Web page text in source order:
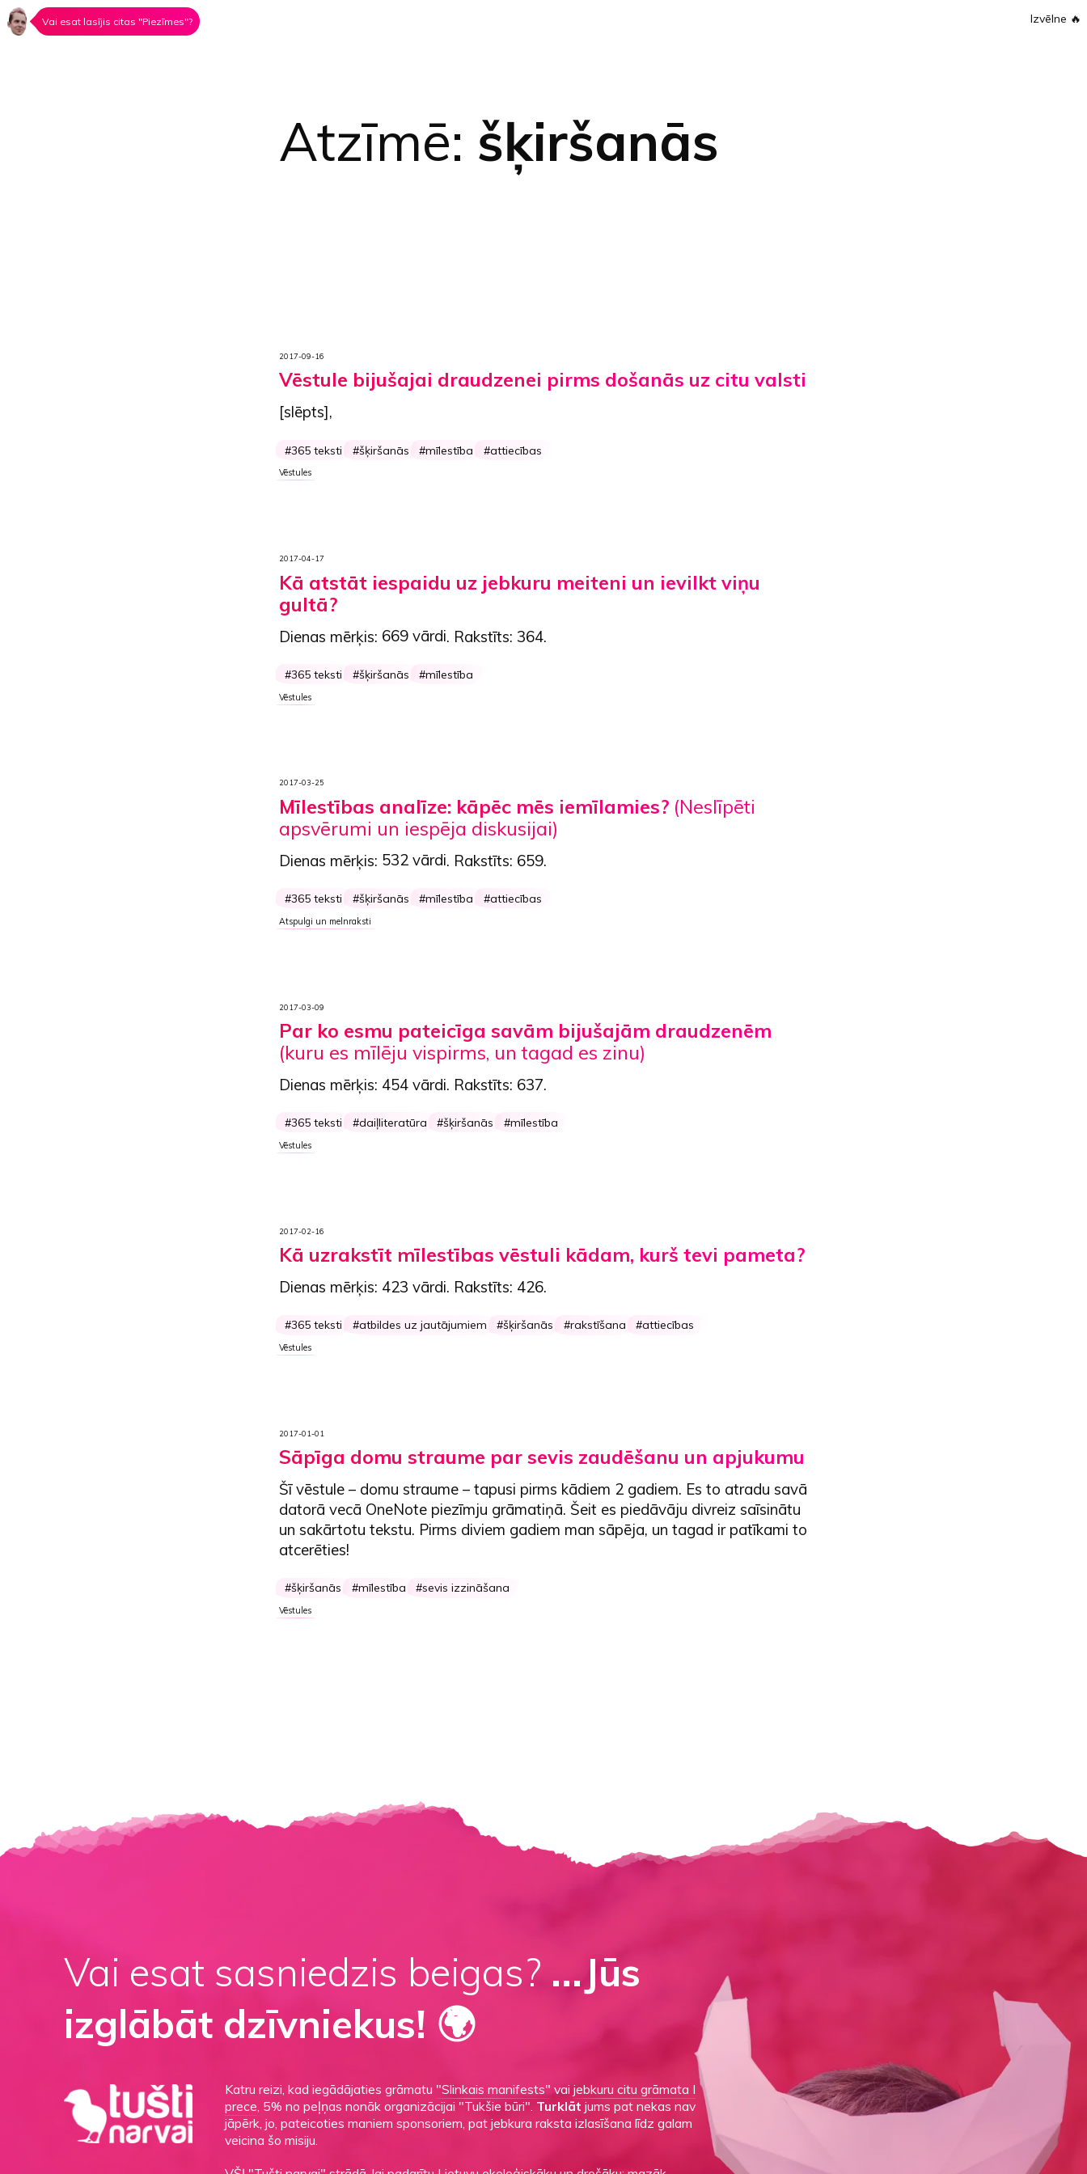
Vai esat lasījis citas "Piezīmes"? Izvēlne 🔥
Atzīmē: šķiršanās
2017-09-16
Vēstule bijušajai draudzenei pirms došanās uz citu valsti
[slēpts],
365 teksti šķiršanās mīlestība attiecības
Vēstules
2017-04-17
Kā atstāt iespaidu uz jebkuru meiteni un ievilkt viņu
gultā?
Dienas mērķis: 669 vārdi. Rakstīts: 364.
365 teksti šķiršanās mīlestība
Vēstules
2017-03-25
Mīlestības analīze: kāpēc mēs iemīlamies? (Neslīpēti
apsvērumi un iespēja diskusijai)
Dienas mērķis: 532 vārdi. Rakstīts: 659.
365 teksti šķiršanās mīlestība attiecības
Atspulgi un melnraksti
2017-03-09
Par ko esmu pateicīga savām bijušajām draudzenēm
(kuru es mīlēju vispirms, un tagad es zinu)
Dienas mērķis: 454 vārdi. Rakstīts: 637.
365 teksti daiļliteratūra šķiršanās mīlestība
Vēstules
2017-02-16
Kā uzrakstīt mīlestības vēstuli kādam, kurš tevi pameta?
Dienas mērķis: 423 vārdi. Rakstīts: 426.
365 teksti atbildes uz jautājumiem šķiršanās rakstīšana attiecības
Vēstules
2017-01-01
Sāpīga domu straume par sevis zaudēšanu un apjukumu
Šī vēstule – domu straume – tapusi pirms kādiem 2 gadiem. Es to atradu savā
datorā vecā OneNote piezīmju grāmatiņā. Šeit es piedāvāju divreiz saīsinātu
un sakārtotu tekstu. Pirms diviem gadiem man sāpēja, un tagad ir patīkami to
atcerēties!
šķiršanās mīlestība sevis izzināšana
Vēstules
Vai esat sasniedzis beigas? ...Jūs
izglābāt dzīvniekus! 🌍
Katru reizi, kad iegādājaties grāmatu "Slinkais manifests" vai jebkuru citu grāmata I
prece, 5% no peļņas nonāk organizācijai "Tukšie būri". Turklāt jums pat nekas nav
jāpērk, jo, pateicoties maniem sponsoriem, pat jebkura raksta izlasīšana līdz galam
veicina šo misiju.